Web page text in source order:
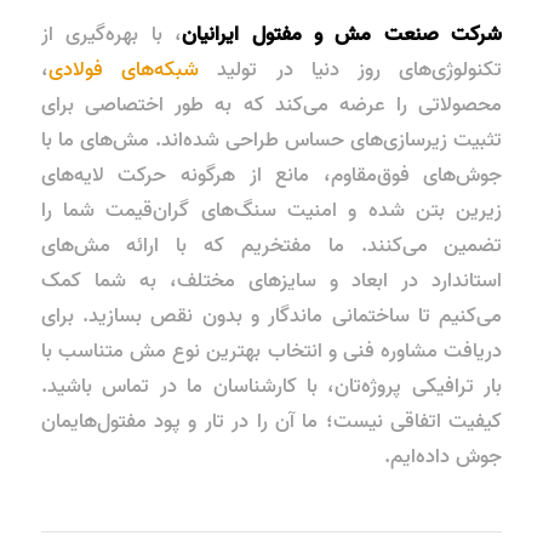
شرکت صنعت مش و مفتول ایرانیان، با بهره‌گیری از
تکنولوژی‌های روز دنیا در تولیدشبکه‌های فولادی،
محصولاتی را عرضه می‌کند که به طور اختصاصی برای
تثبیت زیرسازی‌های حساس طراحی شده‌اند. مش‌های ما با
جوش‌های فوق‌مقاوم، مانع از هرگونه حرکت لایه‌های
زیرین بتن شده و امنیت سنگ‌های گران‌قیمت شما را
تضمین می‌کنند. ما مفتخریم که با ارائه مش‌های
استاندارد در ابعاد و سایزهای مختلف، به شما کمک
می‌کنیم تا ساختمانی ماندگار و بدون نقص بسازید. برای
دریافت مشاوره فنی و انتخاب بهترین نوع مش متناسب با
بار ترافیکی پروژه‌تان، با کارشناسان ما در تماس باشید.
کیفیت اتفاقی نیست؛ ما آن را در تار و پود مفتول‌هایمان
جوش داده‌ایم.